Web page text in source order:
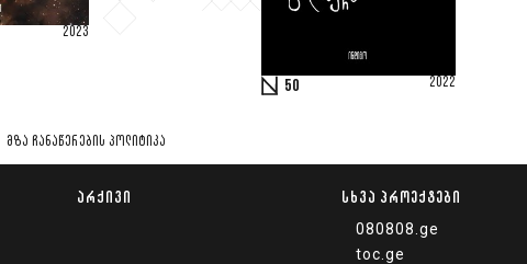
2023
50 2022
ᲛᲖᲐ ᲩᲐᲜᲐᲬᲔᲠᲔᲑᲘᲡ ᲞᲝᲚᲘᲢᲘᲙᲐ
ᲐᲠᲥᲘᲕᲘ ᲡᲮᲕᲐ ᲞᲠᲝᲔᲥᲢᲔᲑᲘ
080808.ge
toc.ge